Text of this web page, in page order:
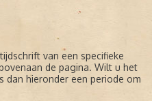
van een specifieke
de pagina. Wilt u het
dan hieronder een periode om